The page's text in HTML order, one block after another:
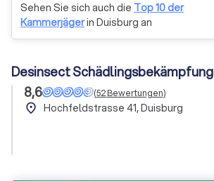
Sehen Sie sich auch die Top 10 der
Kammerjägerin Duisburg an
Desinsect Schädlingsbekämpfung
8,6
(52Bewertungen)
place Hochfeldstrasse 41, Duisburg